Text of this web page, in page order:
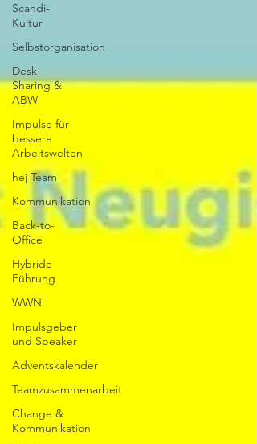
Scandi-
Kultur
Selbstorganisation
Desk-
Sharing &
ABW
Impulse für
bessere
Arbeitswelten
hej Team
Kommunikation
Back-to-
Office
Hybride
Führung
WWN
Impulsgeber
und Speaker
Adventskalender
Teamzusammenarbeit
Change &
Kommunikation